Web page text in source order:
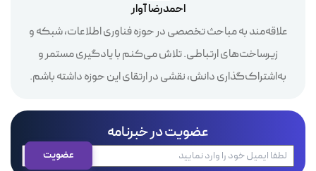
احمدرضا آوار
علاقه‌مند به مباحث تخصصی در حوزه فناوری اطلاعات، شبکه و
زیرساخت‌های ارتباطی. تلاش می‌کنم با یادگیری مستمر و
به‌اشتراک‌گذاری دانش، نقشی در ارتقای این حوزه داشته باشم.
عضویت در خبرنامه